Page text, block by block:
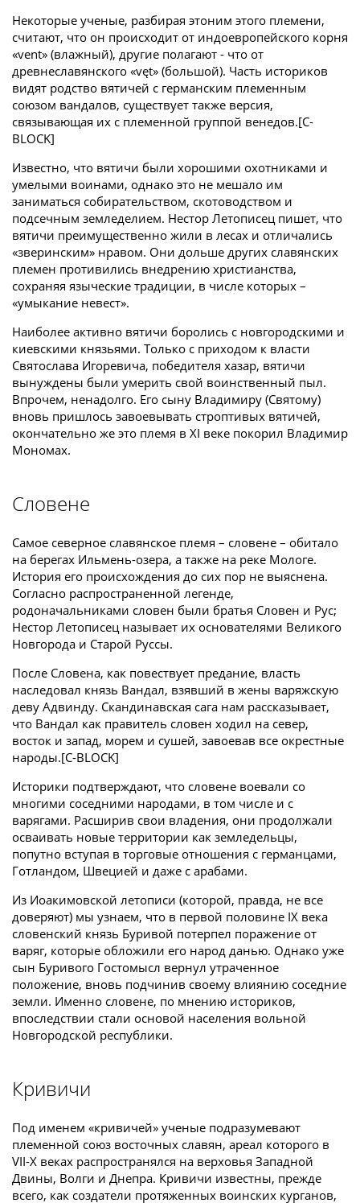
Некоторые ученые, разбирая этоним этого племени,
считают, что он происходит от индоевропейского корня
«vent» (влажный), другие полагают - что от
древнеславянского «vęt» (большой). Часть историков
видят родство вятичей с германским племенным
союзом вандалов, существует также версия,
связывающая их с племенной группой венедов.[С-
BLOCK]
Известно, что вятичи были хорошими охотниками и
умелыми воинами, однако это не мешало им
заниматься собирательством, скотоводством и
подсечным земледелием. Нестор Летописец пишет, что
вятичи преимущественно жили в лесах и отличались
«зверинским» нравом. Они дольше других славянских
племен противились внедрению христианства,
сохраняя языческие традиции, в числе которых –
«умыкание невест».
Наиболее активно вятичи боролись с новгородскими и
киевскими князьями. Только с приходом к власти
Святослава Игоревича, победителя хазар, вятичи
вынуждены были умерить свой воинственный пыл.
Впрочем, ненадолго. Его сыну Владимиру (Святому)
вновь пришлось завоевывать строптивых вятичей,
окончательно же это племя в XI веке покорил Владимир
Мономах.
Словене
Самое северное славянское племя – словене – обитало
на берегах Ильмень-озера, а также на реке Мологе.
История его происхождения до сих пор не выяснена.
Согласно распространенной легенде,
родоначальниками словен были братья Словен и Рус;
Нестор Летописец называет их основателями Великого
Новгорода и Старой Руссы.
После Словена, как повествует предание, власть
наследовал князь Вандал, взявший в жены варяжскую
деву Адвинду. Скандинавская сага нам рассказывает,
что Вандал как правитель словен ходил на север,
восток и запад, морем и сушей, завоевав все окрестные
народы.[С-BLOCK]
Историки подтверждают, что словене воевали со
многими соседними народами, в том числе и с
варягами. Расширив свои владения, они продолжали
осваивать новые территории как земледельцы,
попутно вступая в торговые отношения с германцами,
Готландом, Швецией и даже с арабами.
Из Иоакимовской летописи (которой, правда, не все
доверяют) мы узнаем, что в первой половине IX века
словенский князь Буривой потерпел поражение от
варяг, которые обложили его народ данью. Однако уже
сын Буривого Гостомысл вернул утраченное
положение, вновь подчинив своему влиянию соседние
земли. Именно словене, по мнению историков,
впоследствии стали основой населения вольной
Новгородской республики.
Кривичи
Под именем «кривичей» ученые подразумевают
племенной союз восточных славян, ареал которого в
VII-X веках распространялся на верховья Западной
Двины, Волги и Днепра. Кривичи известны, прежде
всего, как создатели протяженных воинских курганов,